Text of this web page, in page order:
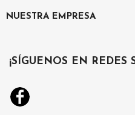
NUESTRA EMPRESA
¡SÍGUENOS EN REDES